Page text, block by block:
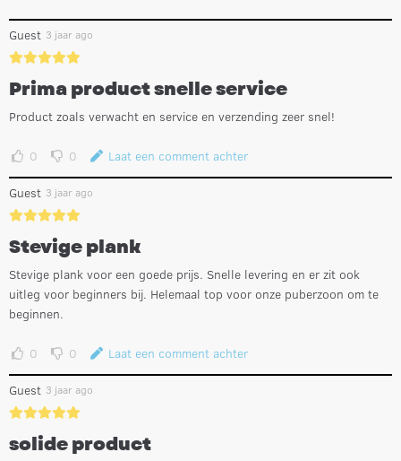
Guest 3 jaar ago
Prima product snelle service
Product zoals verwacht en service en verzending zeer snel!
0 0 Laat een comment achter
Guest 3 jaar ago
Stevige plank
Stevige plank voor een goede prijs. Snelle levering en er zit ook
uitleg voor beginners bij. Helemaal top voor onze puberzoon om te
beginnen.
0 0 Laat een comment achter
Guest 3 jaar ago
solide product